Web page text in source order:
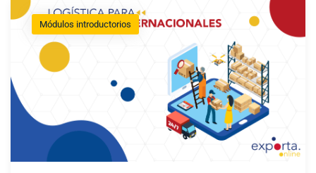
Módulos introductorios